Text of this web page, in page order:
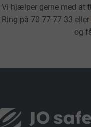
Vi hjælper gerne med at
Ring på 70 77 77 33 eller
og